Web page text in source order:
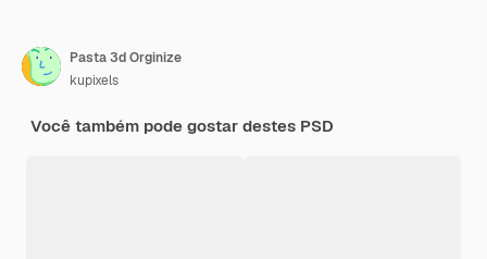
Pasta 3d Orginize
kupixels
Você também pode gostar destes PSD